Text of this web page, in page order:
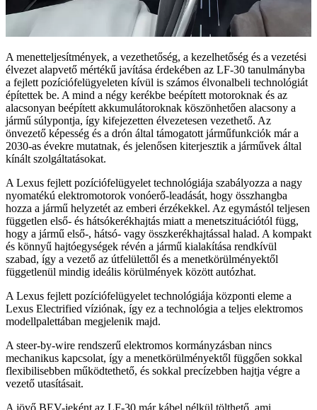
A menetteljesítmények, a vezethetőség, a kezelhetőség és a vezetési
élvezet alapvető mértékű javítása érdekében az LF-30 tanulmányba
a fejlett pozíciófelügyeleten kívül is számos élvonalbeli technológiát
építettek be. A mind a négy kerékbe beépített motoroknak és az
alacsonyan beépített akkumulátoroknak köszönhetően alacsony a
jármű súlypontja, így kifejezetten élvezetesen vezethető. Az
önvezető képesség és a drón által támogatott járműfunkciók már a
2030-as évekre mutatnak, és jelenősen kiterjesztik a járművek által
kínált szolgáltatásokat.
A Lexus fejlett pozíciófelügyelet technológiája szabályozza a nagy
nyomatékú elektromotorok vonóerő-leadását, hogy összhangba
hozza a jármű helyzetét az emberi érzékekkel. Az egymástól teljesen
független első- és hátsókerékhajtás miatt a menetszituációtól függ,
hogy a jármű első-, hátsó- vagy összkerékhajtással halad. A kompakt
és könnyű hajtóegységek révén a jármű kialakítása rendkívül
szabad, így a vezető az útfelülettől és a menetkörülményektől
függetlenül mindig ideális körülmények között autózhat.
A Lexus fejlett pozíciófelügyelet technológiája központi eleme a
Lexus Electrified víziónak, így ez a technológia a teljes elektromos
modellpalettában megjelenik majd.
A steer-by-wire rendszerű elektromos kormányzásban nincs
mechanikus kapcsolat, így a menetkörülményektől függően sokkal
flexibilisebben működtethető, és sokkal precízebben hajtja végre a
vezető utasításait.
A jövő BEV-jeként az LF-30 már kábel nélkül tölthető, ami